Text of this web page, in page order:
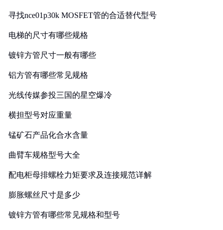
寻找nce01p30k MOSFET管的合适替代型号
电梯的尺寸有哪些规格
镀锌方管尺寸一般有哪些
铝方管有哪些常见规格
光线传媒参投三国的星空爆冷
横担型号对应重量
锰矿石产品化合水含量
曲臂车规格型号大全
配电柜母排螺栓力矩要求及连接规范详解
膨胀螺丝尺寸是多少
镀锌方管有哪些常见规格和型号